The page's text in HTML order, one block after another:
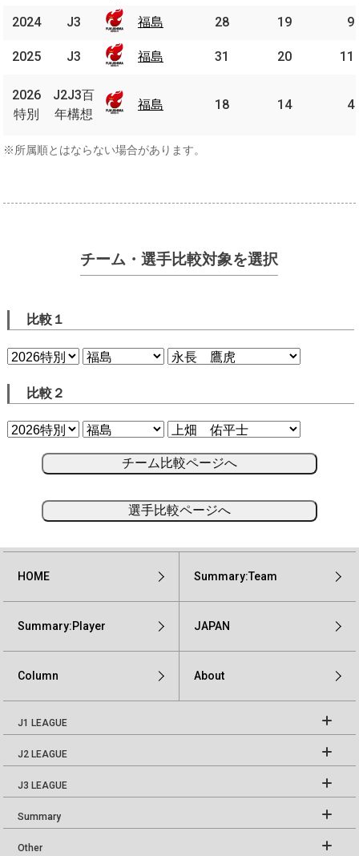
2024 福島 28 19 9
2025 福島 31 20 11
2026
特別
百年
構想
福島 18 14 4
2024 J3 福島
2025 J3 福島
2026
特別
J2J3百
年構想
福島
※所属順とはならない場合があります。
チーム・選手比較対象を選択
比較１
比較２
チーム比較ページへ
選手比較ページへ
HOME Summary:Team
Summary:Player JAPAN
Column About
J1 LEAGUE
J2 LEAGUE
J3 LEAGUE
Summary
Other